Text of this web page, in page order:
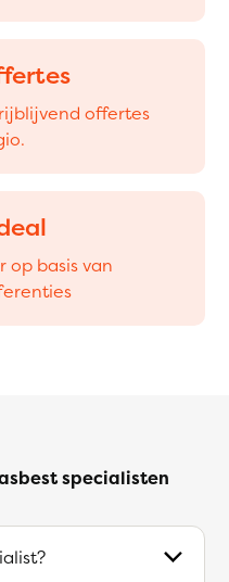
offertes
op basis van
specialisten